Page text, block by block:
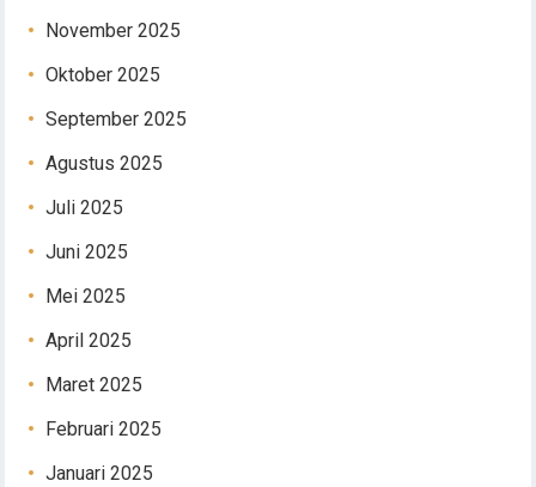
November 2025
Oktober 2025
September 2025
Agustus 2025
Juli 2025
Juni 2025
Mei 2025
April 2025
Maret 2025
Februari 2025
Januari 2025